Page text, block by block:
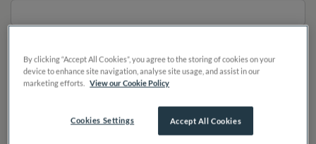
By clicking “Accept All Cookies”, you agree to the storing of cookies on your
device to enhance site navigation, analyse site usage, and assist in our
marketing efforts. View our Cookie Policy
Accept All Cookies
Cookies Settings